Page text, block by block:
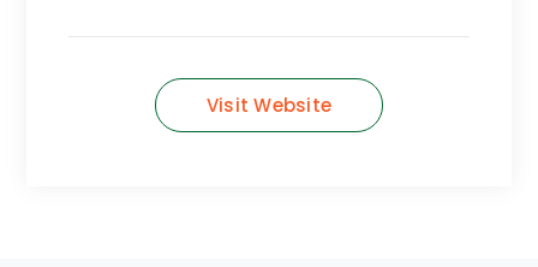
Visit Website